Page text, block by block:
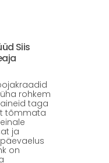
Siis
rohkem
taga
tõmmata
ja
on